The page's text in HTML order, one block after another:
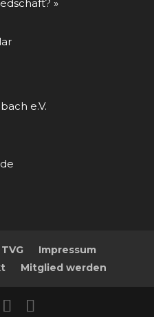
»
e.V.
Impressum
Mitglied werden